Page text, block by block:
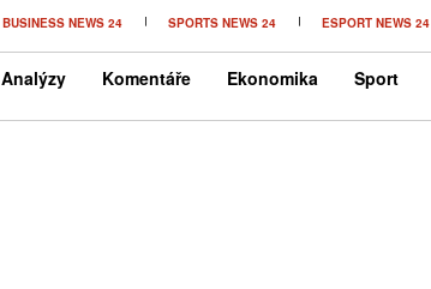
BUSINESS NEWS 24 SPORTS NEWS 24 ESPORT NEWS 24
Analýzy Komentáře Ekonomika Sport